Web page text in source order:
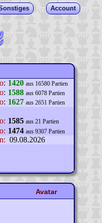
Account
: 1420 aus 16580 Partien
: 1588 aus 6078 Partien
: 1627 aus 2651 Partien
1585 aus 21 Partien
1474 aus 9307 Partien
09.08.2026
Avatar